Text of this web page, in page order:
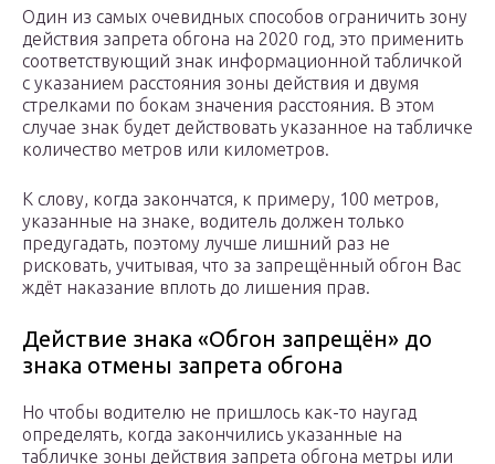
Один из самых очевидных способов ограничить зону
действия запрета обгона на 2020 год, это применить
соответствующий знак информационной табличкой
с указанием расстояния зоны действия и двумя
стрелками по бокам значения расстояния. В этом
случае знак будет действовать указанное на табличке
количество метров или километров.
К слову, когда закончатся, к примеру, 100 метров,
указанные на знаке, водитель должен только
предугадать, поэтому лучше лишний раз не
рисковать, учитывая, что за запрещённый обгон Вас
ждёт наказание вплоть до лишения прав.
Действие знака «Обгон запрещён» до
знака отмены запрета обгона
Но чтобы водителю не пришлось как-то наугад
определять, когда закончились указанные на
табличке зоны действия запрета обгона метры или